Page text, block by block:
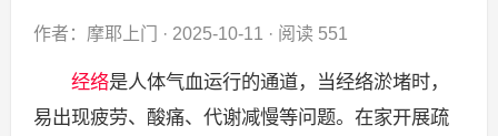
作者：摩耶上门 · 2025-10-11 · 阅读 551
经络是人体气血运行的通道，当经络淤堵时，
易出现疲劳、酸痛、代谢减慢等问题。在家开展疏